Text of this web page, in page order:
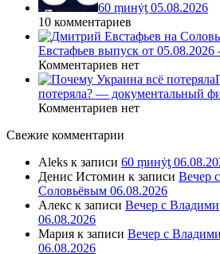
60 ṃинẏƫ 05.08.2026
10 комментариев
Евстафьев выпуск от
Комментариев нет
потеряла? — документальный
Комментариев нет
Свежие комментарии
Aleks к записи 60 ṃинẏƫ
Денис Истомин к записи Вечер
Соловьёвым 06.08.2026
Алекс к записи Вечер с
06.08.2026
Мария к записи Вечер с
06.08.2026